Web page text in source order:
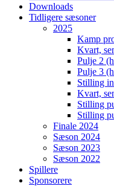
Downloads
Tidligere sæsoner
2025
Kamp
Kvart,
Pulje 2
Pulje 3
Stilling
Kvart,
Stilling
Stilling
Finale 2024
Sæson 2024
Sæson 2023
Sæson 2022
Spillere
Sponsorere